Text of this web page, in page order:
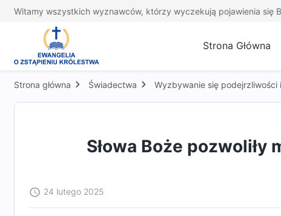
Witamy wszystkich wyznawców, którzy wyczekują pojawienia się
Strona Główna
Strona główna Świadectwa Wyzbywanie się podejrzliwości
Słowa Boże
24 lutego 2025